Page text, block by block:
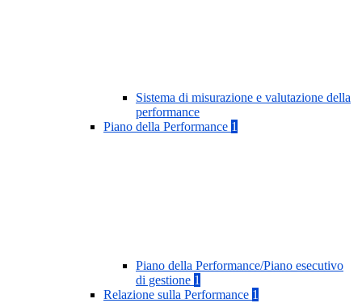
Sistema di misurazione e valutazione della
performance
Piano della Performance 1
Piano della Performance/Piano esecutivo
di gestione 1
Relazione sulla Performance 1